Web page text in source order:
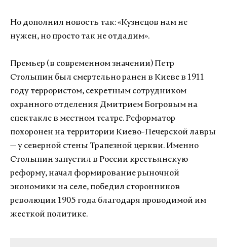
Но дополнил новость так: «Кузнецов нам не
нужен, но просто так не отдадим».
Премьер (в современном значении) Петр
Столыпин был смертельно ранен в Киеве в 1911
году террористом, секретным сотрудником
охранного отделения Дмитрием Богровым на
спектакле в местном театре. Реформатор
похоронен на территории Киево-Печерской лавры
— у северной стены Трапезной церкви. Именно
Столыпин запустил в России крестьянскую
реформу, начал формирование рыночной
экономики на селе, победил сторонников
революции 1905 года благодаря проводимой им
жесткой политике.